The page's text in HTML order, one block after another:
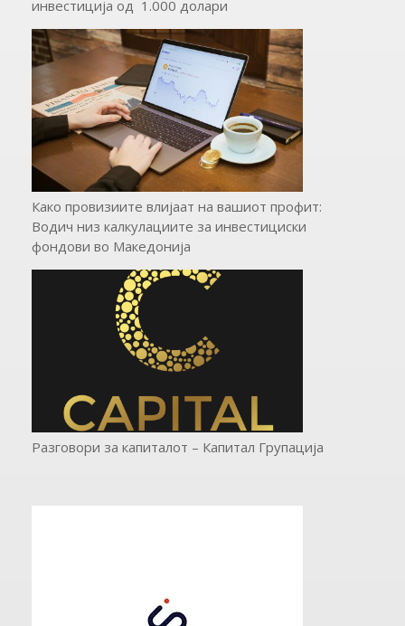
инвестиција од 1.000 долари
Како провизиите влијаат на вашиот профит:
Водич низ калкулациите за инвестициски
фондови во Mакедонија
Разговори за капиталот – Капитал Групација